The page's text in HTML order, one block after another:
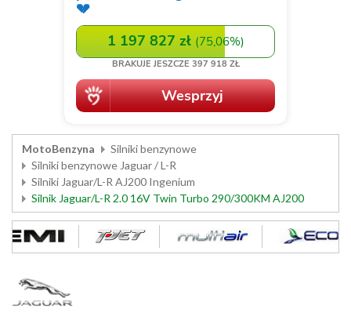
MotoBenzyna
Silniki benzynowe
Silniki benzynowe Jaguar / L-R
Silniki Jaguar/L-R AJ200 Ingenium
Silnik Jaguar/L-R 2.0 16V Twin Turbo 290/300KM AJ200